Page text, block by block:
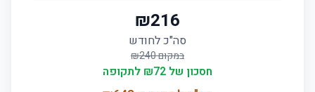
₪216
סה"כ לחודש
במקום ₪240
חסכון של ₪ 72 לתקופה